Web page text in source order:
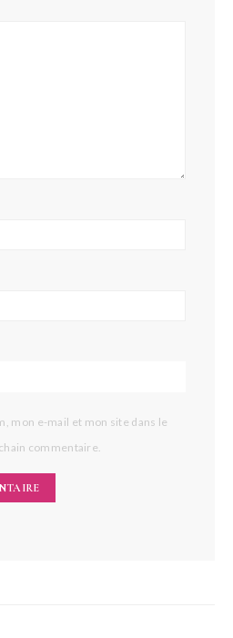
mon e-mail et mon site dans le
commentaire.